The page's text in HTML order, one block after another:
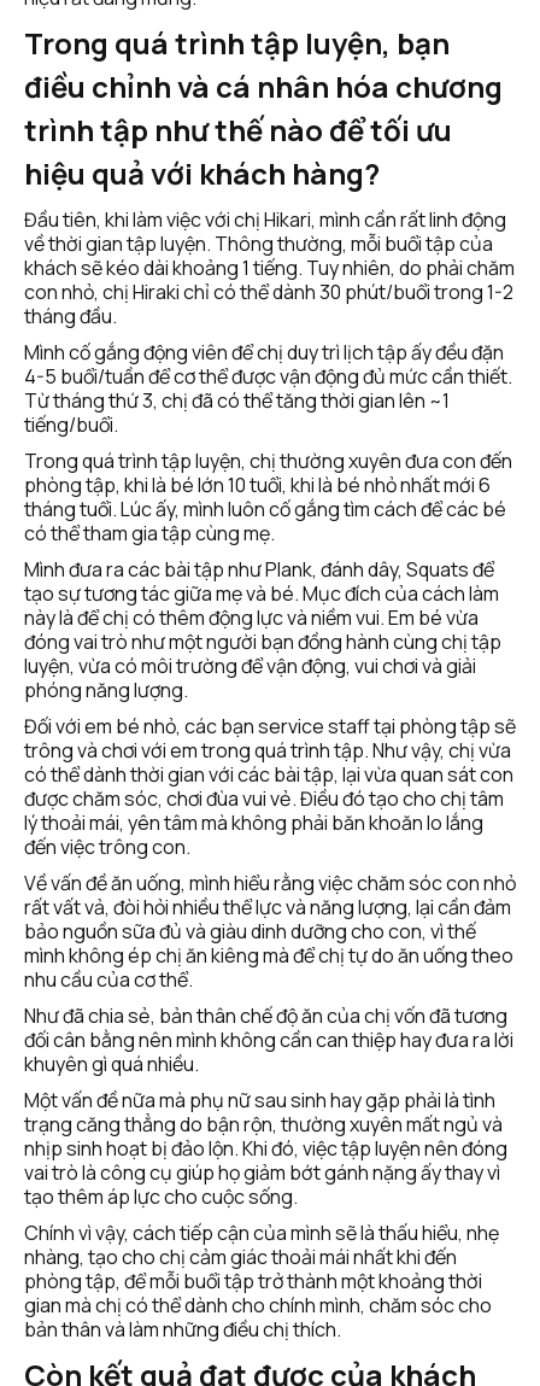
Trong quá trình tập luyện, bạn
điều chỉnh và cá nhân hóa chương
trình tập như thế nào để tối ưu
hiệu quả với khách hàng?
Đầu tiên, khi làm việc với chị Hikari, mình cần rất linh động
về thời gian tập luyện. Thông thường, mỗi buổi tập của
khách sẽ kéo dài khoảng 1 tiếng. Tuy nhiên, do phải chăm
con nhỏ, chị Hiraki chỉ có thể dành 30 phút/buổi trong 1-2
tháng đầu.
Mình cố gắng động viên để chị duy trì lịch tập ấy đều đặn
4-5 buổi/tuần để cơ thể được vận động đủ mức cần thiết.
Từ tháng thứ 3, chị đã có thể tăng thời gian lên ~1
tiếng/buổi.
Trong quá trình tập luyện, chị thường xuyên đưa con đến
phòng tập, khi là bé lớn 10 tuổi, khi là bé nhỏ nhất mới 6
tháng tuổi. Lúc ấy, mình luôn cố gắng tìm cách để các bé
có thể tham gia tập cùng mẹ.
Mình đưa ra các bài tập như Plank, đánh dây, Squats để
tạo sự tương tác giữa mẹ và bé. Mục đích của cách làm
này là để chị có thêm động lực và niềm vui. Em bé vừa
đóng vai trò như một người bạn đồng hành cùng chị tập
luyện, vừa có môi trường để vận động, vui chơi và giải
phóng năng lượng.
Đối với em bé nhỏ, các bạn service staff tại phòng tập sẽ
trông và chơi với em trong quá trình tập. Như vậy, chị vừa
có thể dành thời gian với các bài tập, lại vừa quan sát con
được chăm sóc, chơi đùa vui vẻ. Điều đó tạo cho chị tâm
lý thoải mái, yên tâm mà không phải băn khoăn lo lắng
đến việc trông con.
Về vấn đề ăn uống, mình hiểu rằng việc chăm sóc con nhỏ
rất vất vả, đòi hỏi nhiều thể lực và năng lượng, lại cần đảm
bảo nguồn sữa đủ và giàu dinh dưỡng cho con, vì thế
mình không ép chị ăn kiêng mà để chị tự do ăn uống theo
nhu cầu của cơ thể.
Như đã chia sẻ, bản thân chế độ ăn của chị vốn đã tương
đối cân bằng nên mình không cần can thiệp hay đưa ra lời
khuyên gì quá nhiều.
Một vấn đề nữa mà phụ nữ sau sinh hay gặp phải là tình
trạng căng thẳng do bận rộn, thường xuyên mất ngủ và
nhịp sinh hoạt bị đảo lộn. Khi đó, việc tập luyện nên đóng
vai trò là công cụ giúp họ giảm bớt gánh nặng ấy thay vì
tạo thêm áp lực cho cuộc sống.
Chính vì vậy, cách tiếp cận của mình sẽ là thấu hiểu, nhẹ
nhàng, tạo cho chị cảm giác thoải mái nhất khi đến
phòng tập, để mỗi buổi tập trở thành một khoảng thời
gian mà chị có thể dành cho chính mình, chăm sóc cho
bản thân và làm những điều chị thích.
Còn kết quả đạt được của khách